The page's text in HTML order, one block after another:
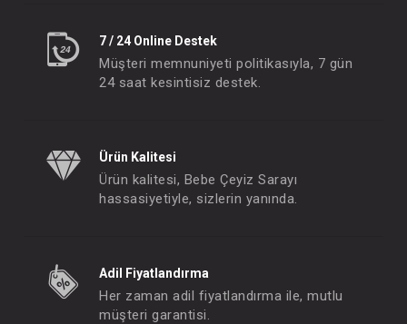
7 / 24 Online Destek
Müşteri memnuniyeti politikasıyla, 7 gün
24 saat kesintisiz destek.
Ürün Kalitesi
Ürün kalitesi, Bebe Çeyiz Sarayı
hassasiyetiyle, sizlerin yanında.
Adil Fiyatlandırma
Her zaman adil fiyatlandırma ile, mutlu
müşteri garantisi.